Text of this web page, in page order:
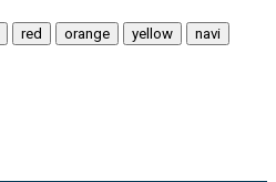
red orange yellow
navi